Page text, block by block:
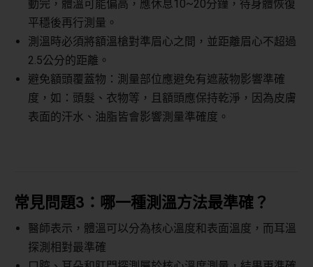
動完，體溫可能偏高，應休息 10~20分鐘，待身體恢復
平穩後再行測量。
測溫時必須將額溫槍對準眉心之間，並距離眉心不超過
2.5公分的距離。
避免額頭覆蓋物：測量部位應避免有遮蔽物影響準確
度，如：頭髮、衣物等，且額頭應保持乾淨，因為皮膚
表面的汗水、油脂皆會影響測量準確度。
常見問題3 ：哪一種測溫方法最準確？
醫師表示，體溫可以分為核心溫度和表面溫度，而耳溫
探測相對最準確